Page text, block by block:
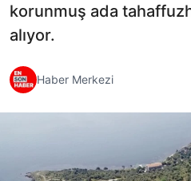
korunmuş ada
alıyor.
Haber Merkezi